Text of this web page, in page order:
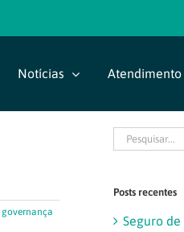
Notícias Atendimento
governança
Buscar
resultados
Posts recentes
Seguro